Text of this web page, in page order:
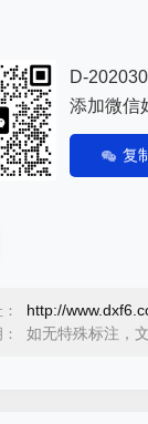
D-202030
添加微信
复
http://
如无特殊标注，